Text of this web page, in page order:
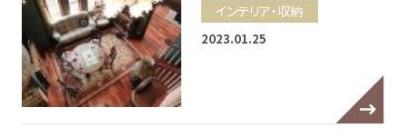
インテリア・収納
2023.01.25